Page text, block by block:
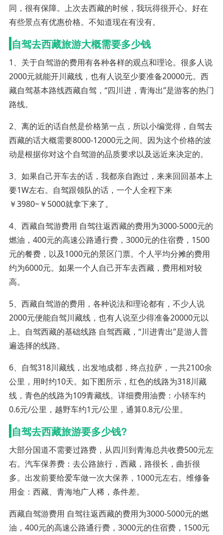
同，很有保障。上次去西藏的时候，我玩得很开心。好在
有些景点有优惠价格。不知道现在有没有。
自驾去西藏旅游大概需要多少钱
1、关于自驾游的费用有各种各样的观点和理论。很多人说
2000元就能开川藏线，也有人说至少要准备20000元。西
藏自驾基本路线西藏自驾，“四川进，青海出”是游客的热门
路线。
2、离的近的话自然是价格第一点，所以小编觉得，自驾去
西藏的话大概需要8000-12000元之间。因为这个价格的波
动是根据你对这个自驾游的品质要求以及远近来决定的。
3、如果自己开车去的话，我都亲自跑过，来来回回基本上
要1W左右。自驾跟领队的话，一个人全程下来
￥3980~￥5000就拿下来了。
4、西藏自驾游费用 自驾往返西藏的费用为3000-5000元的
燃油，400元的高速公路通行费，3000元的住宿费，1500
元的餐费，以及1000元的景区门票。个人平均分摊的费用
约为6000元。如果一个人自己开车去西藏，费用相对较
高。
5、西藏自驾游的费用，各种说法和理论都有，不少人说
2000元便能自驾川藏线，也有人说至少得准备20000元以
上。自驾西藏的基础线路 自驾西藏，“川进青出”是游人普
遍选择的线路。
6、自驾318川藏线，出发地成都，终点拉萨，一共2100余
公里，用时约10天。如下图所示，红色的线路为318川藏
线，青色的线路为109青藏线。详细费用油费：小轿车约
0.6元/公里，越野车约1元/公里，通算0.8元/公里。
自驾去西藏旅游要多少钱?
大部分国道不需要过路费，从四川到青海总共收费500元左
右。汽车保养费：去公路旅行，西藏，路很长，曲折很
多。出发前要给爱车做一次大保养，1000元左右。维修备
用金：西藏、青海地广人稀，条件差。
西藏自驾游费用 自驾往返西藏的费用为3000-5000元的燃
油，400元的高速公路通行费，3000元的住宿费，1500元